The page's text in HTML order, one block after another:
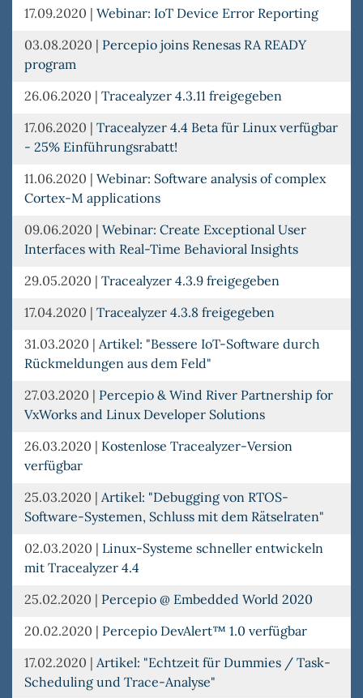
17.09.2020 | Webinar: IoT Device Error Reporting
03.08.2020 | Percepio joins Renesas RA READY
program
26.06.2020 | Tracealyzer 4.3.11 freigegeben
17.06.2020 | Tracealyzer 4.4 Beta für Linux verfügbar
- 25% Einführungsrabatt!
11.06.2020 | Webinar: Software analysis of complex
Cortex-M applications
09.06.2020 | Webinar: Create Exceptional User
Interfaces with Real-Time Behavioral Insights
29.05.2020 | Tracealyzer 4.3.9 freigegeben
17.04.2020 | Tracealyzer 4.3.8 freigegeben
31.03.2020 | Artikel: "Bessere IoT-Software durch
Rückmeldungen aus dem Feld"
27.03.2020 | Percepio & Wind River Partnership for
VxWorks and Linux Developer Solutions
26.03.2020 | Kostenlose Tracealyzer-Version
verfügbar
25.03.2020 | Artikel: "Debugging von RTOS-
Software-Systemen, Schluss mit dem Rätselraten"
02.03.2020 | Linux-Systeme schneller entwickeln
mit Tracealyzer 4.4
25.02.2020 | Percepio @ Embedded World 2020
20.02.2020 | Percepio DevAlert™ 1.0 verfügbar
17.02.2020 | Artikel: "Echtzeit für Dummies / Task-
Scheduling und Trace-Analyse"